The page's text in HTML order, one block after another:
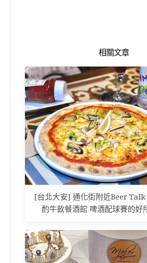
相關文章
[台北大安] 通化街附近Beer
酌牛飲餐酒館 啤酒配球賽的好